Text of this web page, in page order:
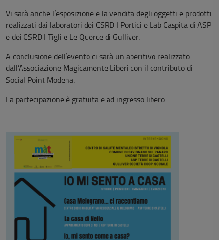
Vi sarà anche l’esposizione e la vendita degli oggetti e prodotti
realizzati dai laboratori dei CSRD I Portici e Lab Caspita di ASP
e dei CSRD I Tigli e Le Querce di Gulliver.
A conclusione dell’evento ci sarà un aperitivo realizzato
dall’Associazione Magicamente Liberi con il contributo di
Social Point Modena.
La partecipazione è gratuita e ad ingresso libero.